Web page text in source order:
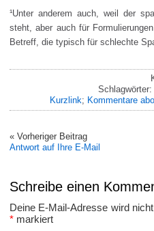
¹Unter anderem auch, weil der
steht, aber auch für
Betreff, die typisch für schlechte
Schlagwörter:
Kurzlink; Kommentare
« Vorheriger Beitrag
Antwort auf Ihre E-Mail
Schreibe einen
Deine E-Mail-Adresse wird
* markiert